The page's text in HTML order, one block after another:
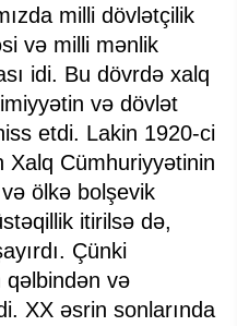
milli dövlətçilik
və milli mənlik
idi. Bu dövrdə xalq
və dövlət
etdi. Lakin 1920-ci
Xalq Cümhuriyyətinin
ölkə bolşevik
itirilsə də,
Çünki
qəlbindən və
XX əsrin sonlarında